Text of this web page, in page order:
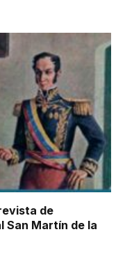
de
San Martín de la